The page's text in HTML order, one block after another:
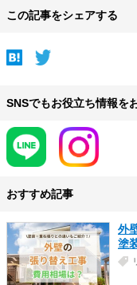
この記事をシェアする
SNSでもお役立ち情報を
おすすめ記事
外
塗